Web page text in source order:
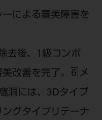
ーによる審美障害を
去後、1級コンポ
改善を完了。
6 メ
洞には、3Dタイプ
グタイプリテーナ